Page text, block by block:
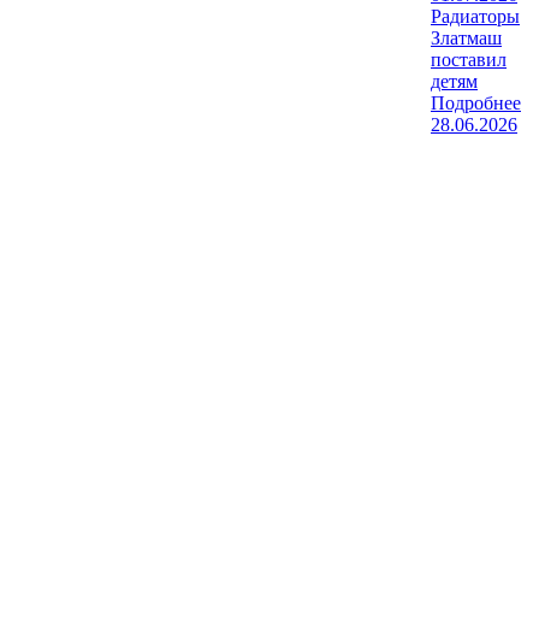
Радиаторы
Златмаш
поставил
детям
Подробнее
28.06.2026